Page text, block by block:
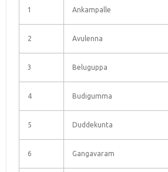
1 Ankampalle
2 Avulenna
3 Beluguppa
4 Budigumma
5 Duddekunta
6 Gangavaram